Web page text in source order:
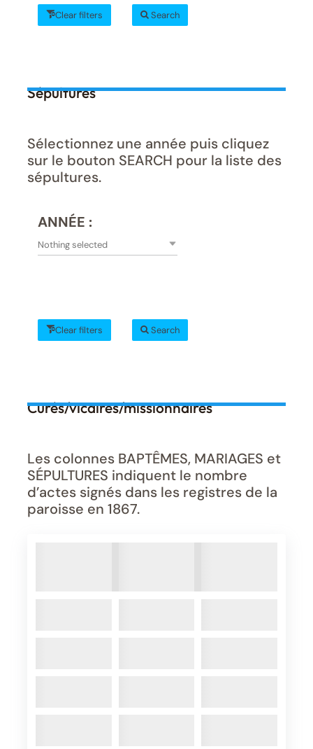
Clear filters Search
Sépultures
Sélectionnez une année puis cliquez
sur le bouton SEARCH pour la liste des
sépultures.
ANNÉE :
Nothing selected
Clear filters Search
Curés/vicaires/missionnaires
Les colonnes BAPTÊMES, MARIAGES et
SÉPULTURES indiquent le nombre
d’actes signés dans les registres de la
paroisse en 1867.